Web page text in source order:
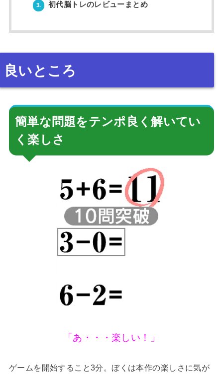
3. 初代脳トレのレビューまとめ
良いところ
簡単な問題をテンポ良く解いてい
く楽しさ
「あ・・・楽しい！」
ゲームを開始すること3分。ぼくは本作の楽しさに気が